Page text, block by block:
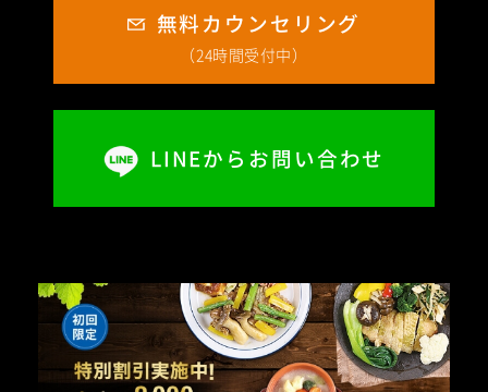
無料カウンセリング
（24時間受付中）
LINEからお問い合わせ